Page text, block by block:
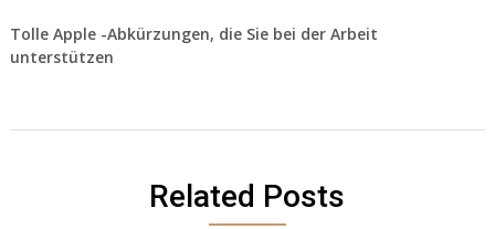
Tolle Apple -Abkürzungen, die Sie bei der Arbeit
unterstützen
Related Posts